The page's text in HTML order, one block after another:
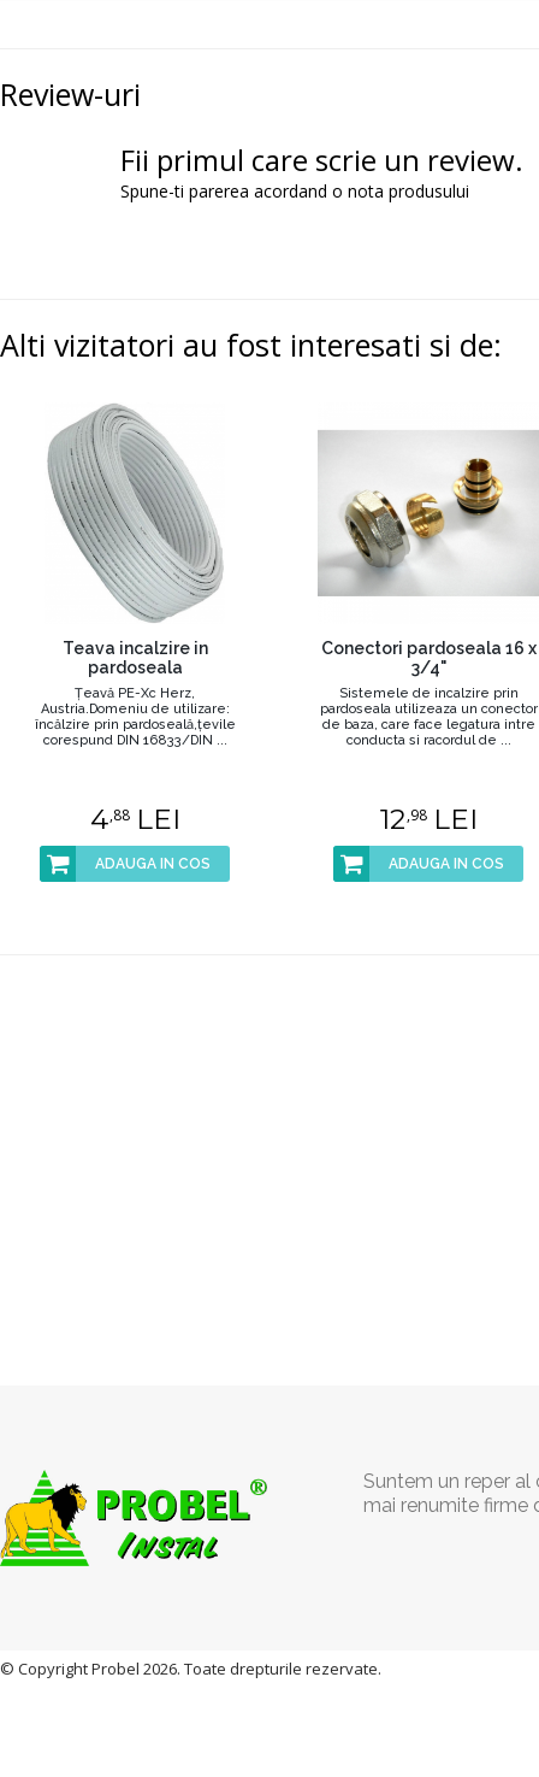
Review-uri
Fii primul care scrie un review.
Spune-ti parerea acordand o nota produsului
Alti vizitatori au fost interesati si de:
Teava incalzire in
pardoseala
Țeavă PE-Xc Herz,
Austria.Domeniu de utilizare:
încălzire prin pardoseală,țevile
corespund DIN 16833/DIN ...
4,88LEI
ADAUGA IN COS
Conectori pardoseala 16 x
3/4"
Sistemele de incalzire prin
pardoseala utilizeaza un conector
de baza, care face legatura intre
conducta si racordul de ...
12,98LEI
ADAUGA IN COS
Suntem un reper
mai renumite firme
© Copyright Probel 2026. Toate drepturile rezervate.